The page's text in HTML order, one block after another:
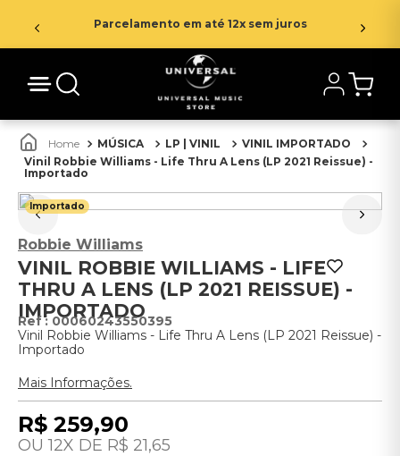
Parcelamento em até 12x sem juros
MÚSICA LP | VINIL
VINIL IMPORTADO
Vinil Robbie Williams - Life Thru A Lens (LP 2021 Reissue) -
Importado
Importado
Robbie Williams
VINIL ROBBIE WILLIAMS - LIFE
THRU A LENS (LP 2021 REISSUE) -
IMPORTADO
: 00060243550395
Vinil Robbie Williams - Life Thru A Lens (LP 2021 Reissue) -
Importado
Mais Informações.
R$ 259,90
12 R$ 21,65